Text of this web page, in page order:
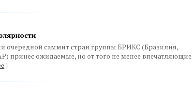
очередной саммит стран группы БРИКС (Бразилия,
принес ожидаемые, но от того не менее впечатляющие
}